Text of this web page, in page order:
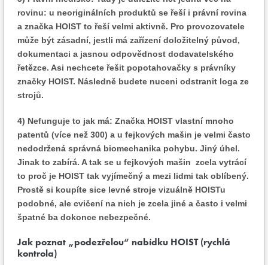
rovinu: u neoriginálních produktů se řeší i právní rovina
a značka HOIST to řeší velmi aktivně. Pro provozovatele
může být zásadní, jestli má zařízení doložitelný původ,
dokumentaci a jasnou odpovědnost dodavatelského
řetězce. Asi nechcete řešit popotahovačky s právníky
značky HOIST. Následně budete nuceni odstranit loga ze
strojů.
4) Nefunguje to jak má: Značka HOIST vlastní mnoho
patentů (více než 300) a u fejkových mašin je velmi často
nedodržená správná biomechanika pohybu. Jiný úhel.
Jinak to zabírá. A tak se u fejkových mašin zcela vytrácí
to proč je HOIST tak vyjímečný a mezi lidmi tak oblíbený.
Prostě si koupíte sice levné stroje vizuálně HOISTu
podobné, ale cvičení na nich je zcela jiné a často i velmi
špatné ba dokonce nebezpečné.
Jak poznat „podezřelou“ nabídku HOIST (rychlá
kontrola)